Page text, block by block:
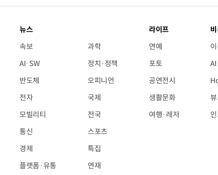
뉴스
속보
AI·SW
반도체
전자
모빌리티
통신
경제
플랫폼·유통
과학
정치·정책
오피니언
국제
전국
스포츠
특집
연재
라이프
연예
포토
공연전시
생활문화
여행·레저